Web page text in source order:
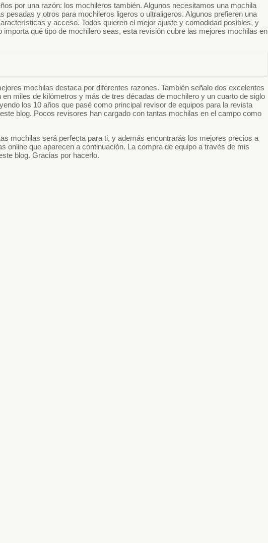
por una razón: los mochileros también. Algunos necesitamos una mochila
pesadas y otros para mochileros ligeros o ultraligeros. Algunos prefieren una
y acceso. Todos quieren el mejor ajuste y comodidad posibles, y
qué tipo de mochilero seas, esta revisión cubre las mejores mochilas en
mochilas destaca por diferentes razones. También señalo dos excelentes
miles de kilómetros y más de tres décadas de mochilero y un cuarto de siglo
los 10 años que pasé como principal revisor de equipos para la revista
blog. Pocos revisores han cargado con tantas mochilas en el campo como
mochilas será perfecta para ti, y además encontrarás los mejores precios a
online que aparecen a continuación. La compra de equipo a través de mis
blog. Gracias por hacerlo.